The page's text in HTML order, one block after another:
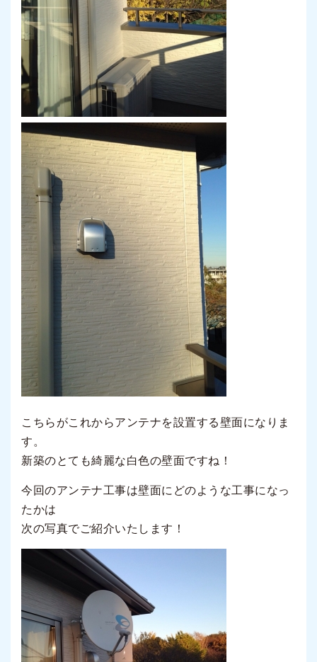
こちらがこれからアンテナを設置する壁面になりま
す。
新築のとても綺麗な白色の壁面ですね！
今回のアンテナ工事は壁面にどのような工事になっ
たかは
次の写真でご紹介いたします！